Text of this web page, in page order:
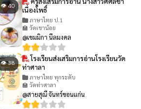
👁 40
เนื่องโพธิ์
ภาษาไทย ป.1
🏫 วัดเขาน้อย
@เขมมิกา นีลมงคล
👁 38
โรงเรียนส่งเสริมการอ่านโรงเรียนวัด
ท่าศาลา
ภาษาไทย ทุกระดับ
🏫 วัดท่าศาลา
@สายสุณี จันทร์ขอนแก่น